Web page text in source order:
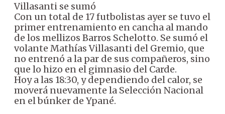
Villasanti se sumó
Con un total de 17 futbolistas ayer se tuvo el
primer entrenamiento en cancha al mando
de los mellizos Barros Schelotto. Se sumó el
volante Mathías Villasanti del Gremio, que
no entrenó a la par de sus compañeros, sino
que lo hizo en el gimnasio del Carde.
Hoy a las 18:30, y dependiendo del calor, se
moverá nuevamente la Selección Nacional
en el búnker de Ypané.